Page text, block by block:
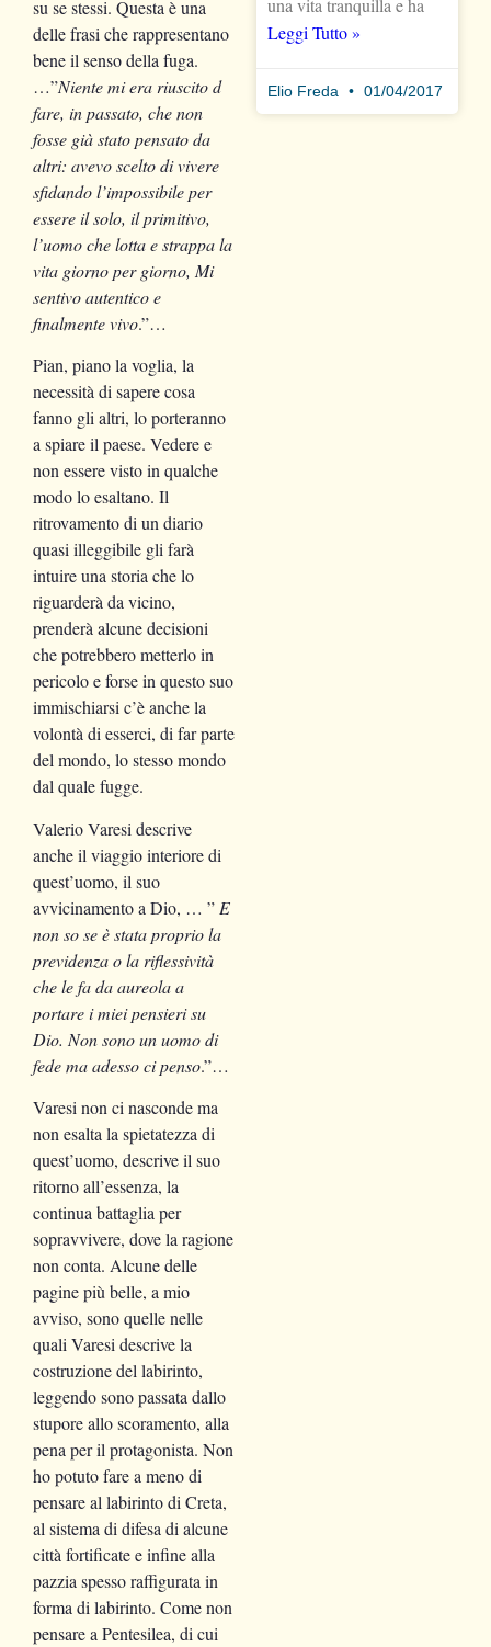
su se stessi. Questa è una
delle frasi che rappresentano
bene il senso della fuga.
…”Niente mi era riuscito d
fare, in passato, che non
fosse già stato pensato da
altri: avevo scelto di vivere
sfidando l’impossibile per
essere il solo, il primitivo,
l’uomo che lotta e strappa la
vita giorno per giorno, Mi
sentivo autentico e
finalmente vivo.”…
Pian, piano la voglia, la
necessità di sapere cosa
fanno gli altri, lo porteranno
a spiare il paese. Vedere e
non essere visto in qualche
modo lo esaltano. Il
ritrovamento di un diario
quasi illeggibile gli farà
intuire una storia che lo
riguarderà da vicino,
prenderà alcune decisioni
che potrebbero metterlo in
pericolo e forse in questo suo
immischiarsi c’è anche la
volontà di esserci, di far parte
del mondo, lo stesso mondo
dal quale fugge.
Valerio Varesi descrive
anche il viaggio interiore di
quest’uomo, il suo
avvicinamento a Dio, … ” E
non so se è stata proprio la
previdenza o la riflessività
che le fa da aureola a
portare i miei pensieri su
Dio. Non sono un uomo di
fede ma adesso ci penso.”…
Varesi non ci nasconde ma
non esalta la spietatezza di
quest’uomo, descrive il suo
ritorno all’essenza, la
continua battaglia per
sopravvivere, dove la ragione
non conta. Alcune delle
pagine più belle, a mio
avviso, sono quelle nelle
quali Varesi descrive la
costruzione del labirinto,
leggendo sono passata dallo
stupore allo scoramento, alla
pena per il protagonista. Non
ho potuto fare a meno di
pensare al labirinto di Creta,
al sistema di difesa di alcune
città fortificate e infine alla
pazzia spesso raffigurata in
forma di labirinto. Come non
pensare a Pentesilea, di cui
una vita tranquilla e ha
Leggi Tutto »
Elio Freda 01/04/2017